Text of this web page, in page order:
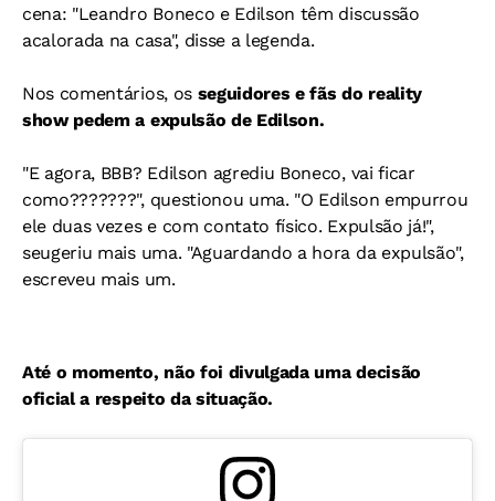
cena: "Leandro Boneco e Edilson têm discussão
acalorada na casa", disse a legenda.
Nos comentários, os seguidores e fãs do reality
show pedem a expulsão de Edilson.
"E agora, BBB? Edilson agrediu Boneco, vai ficar
como???????", questionou uma. "O Edilson empurrou
ele duas vezes e com contato físico. Expulsão já!",
seugeriu mais uma. "Aguardando a hora da expulsão",
escreveu mais um.
Até o momento, não foi divulgada uma decisão
oficial a respeito da situação.